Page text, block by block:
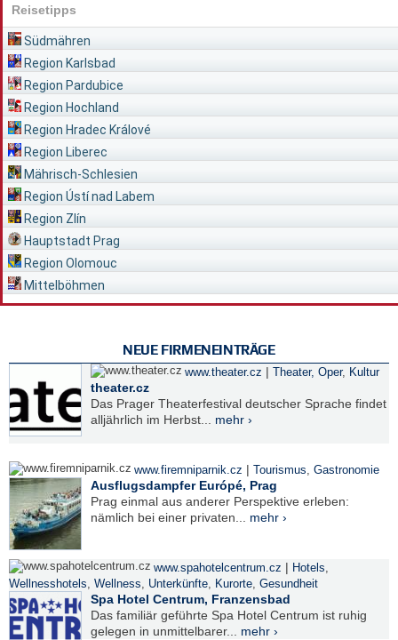
Reisetipps
Südmähren
Region Karlsbad
Region Pardubice
Region Hochland
Region Hradec Králové
Region Liberec
Mährisch-Schlesien
Region Ústí nad Labem
Region Zlín
Hauptstadt Prag
Region Olomouc
Mittelböhmen
NEUE FIRMENEINTRÄGE
www.theater.cz | Theater, Oper, Kultur
theater.cz
Das Prager Theaterfestival deutscher Sprache findet
alljährlich im Herbst... mehr ›
www.firemniparnik.cz | Tourismus, Gastronomie
Ausflugsdampfer Európé, Prag
Prag einmal aus anderer Perspektive erleben:
nämlich bei einer privaten... mehr ›
www.spahotelcentrum.cz | Hotels,
Wellnesshotels, Wellness, Unterkünfte, Kurorte, Gesundheit
Spa Hotel Centrum, Franzensbad
Das familiär geführte Spa Hotel Centrum ist ruhig
gelegen in unmittelbarer... mehr ›